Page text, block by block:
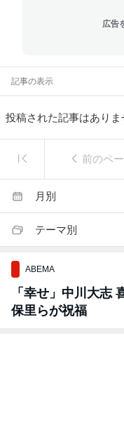
広告
記事の表示
投稿された記事はありま
前のペ
月別
テーマ別
ABEMA
「幸せ」中川大志
保里らが祝福